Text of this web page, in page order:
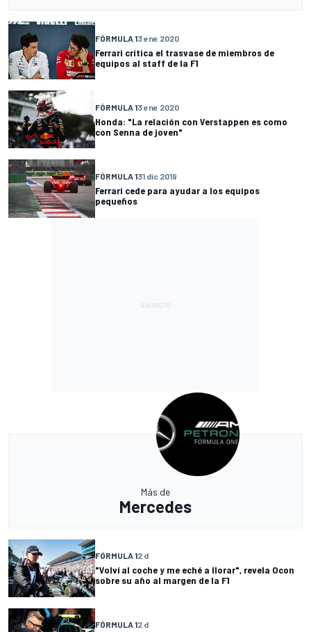
FÓRMULA 13 ene 2020
Ferrari critica el trasvase de miembros de
equipos al staff de la F1
FÓRMULA 13 ene 2020
Honda: "La relación con Verstappen es como
con Senna de joven"
FÓRMULA 131 dic 2019
Ferrari cede para ayudar a los equipos
pequeños
Más de
Mercedes
FÓRMULA 12 d
"Volví al coche y me eché a llorar", revela Ocon
sobre su año al margen de la F1
FÓRMULA 12 d